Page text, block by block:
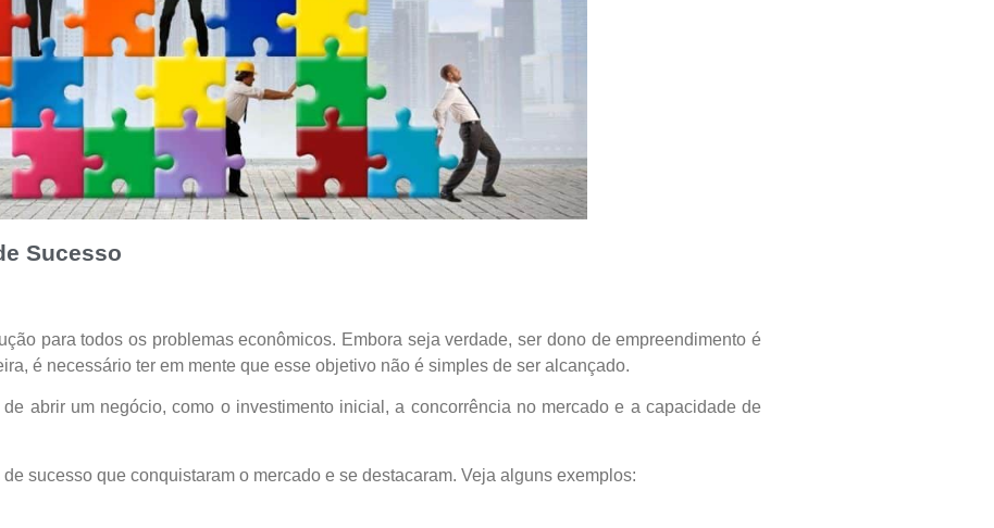
Sucesso
para todos os problemas econômicos. Embora seja verdade, ser dono de empreendimento é
é necessário ter em mente que esse objetivo não é simples de ser alcançado.
abrir um negócio, como o investimento inicial, a concorrência no mercado e a capacidade de
sucesso que conquistaram o mercado e se destacaram. Veja alguns exemplos: